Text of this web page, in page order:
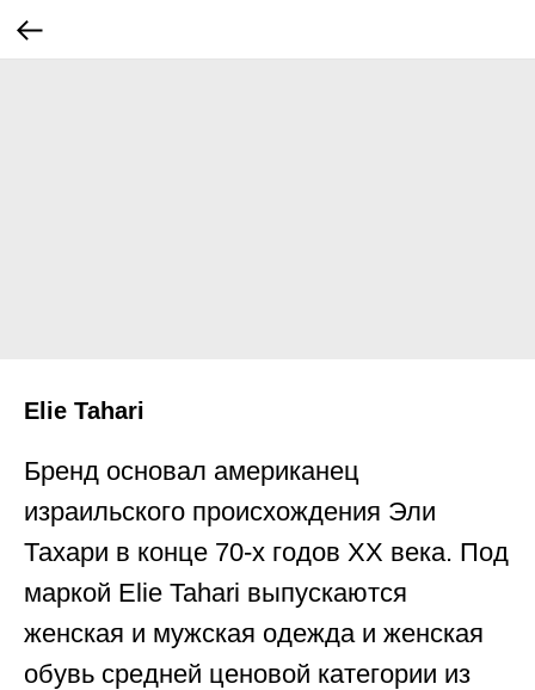
Elie Tahari
Бренд основал американец
израильского происхождения Эли
Тахари в конце 70-х годов XX века. Под
маркой Elie Tahari выпускаются
женская и мужская одежда и женская
обувь средней ценовой категории из